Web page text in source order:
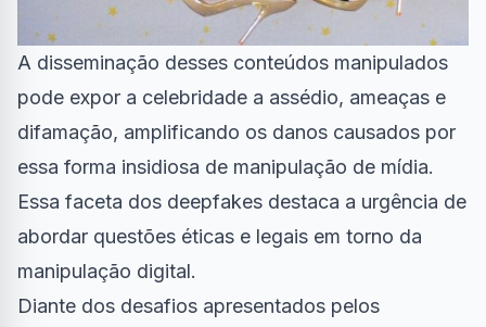
A disseminação desses conteúdos manipulados
pode expor a celebridade a assédio, ameaças e
difamação, amplificando os danos causados por
essa forma insidiosa de manipulação de mídia.
Essa faceta dos deepfakes destaca a urgência de
abordar questões éticas e legais em torno da
manipulação digital.
Diante dos desafios apresentados pelos